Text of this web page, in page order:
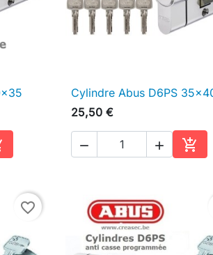
au panier
 Aperçu rapide
Cylindre Abus D6PS
25,50 €
  
favorite_border